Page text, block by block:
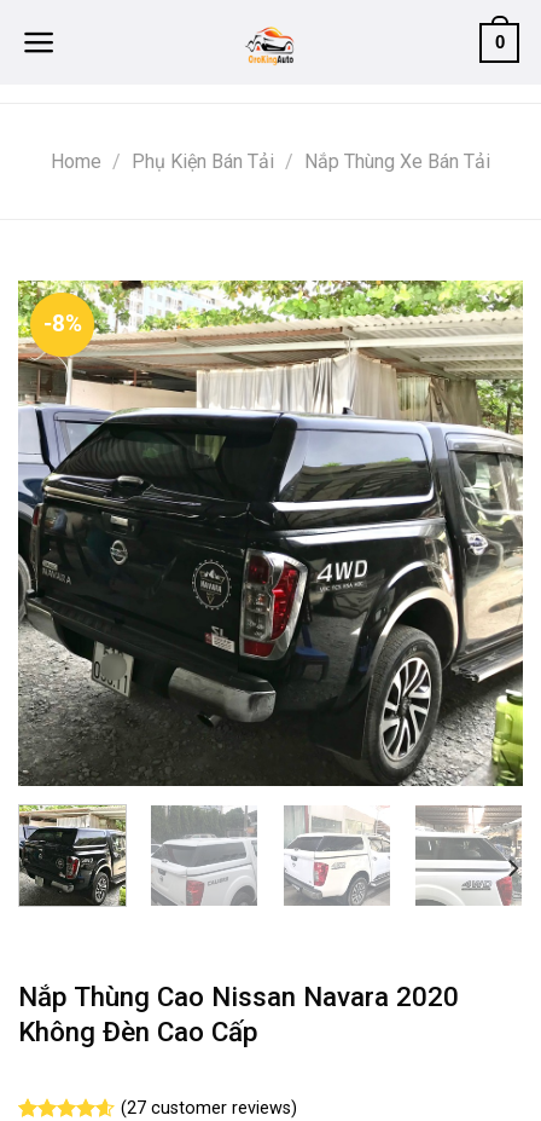
0
Home / Phụ Kiện Bán Tải / Nắp Thùng Xe Bán Tải
-8%
Nắp Thùng Cao Nissan Navara 2020
Không Đèn Cao Cấp
(27customer reviews)